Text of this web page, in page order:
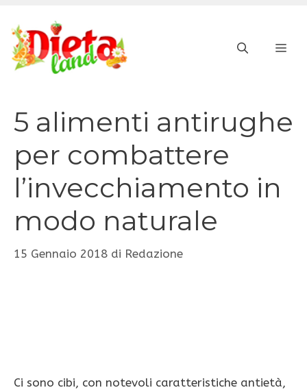
contenuto
5 alimenti antirughe
per combattere
l’invecchiamento in
modo naturale
15 Gennaio 2018 di Redazione
Ci sono cibi, con notevoli caratteristiche antietà,